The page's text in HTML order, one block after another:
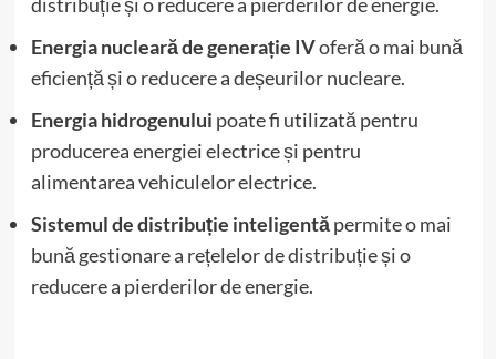
Energia nucleară de generație IVoferă o mai bună
eficiență și o reducere a deșeurilor nucleare.
Energia hidrogenului poate fi utilizată pentru
producerea energiei electrice și pentru
alimentarea vehiculelor electrice.
Sistemul de distribuție inteligentăpermite o mai
bună gestionare a rețelelor de distribuție și o
reducere a pierderilor de energie.